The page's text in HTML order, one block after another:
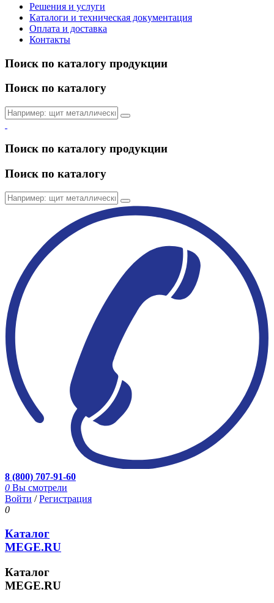
Решения и услуги
Каталоги и техническая документация
Оплата и доставка
Контакты
Поиск по каталогу продукции
Поиск по каталогу
Поиск по каталогу продукции
Поиск по каталогу
8 (800) 707-91-60
0 Вы смотрели
Войти /Регистрация
0
Каталог
MEGE.RU
Каталог
MEGE.RU